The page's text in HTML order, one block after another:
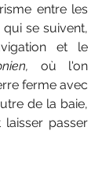
entre les
se suivent,
et le
où l'on
ferme avec
de la baie,
passer